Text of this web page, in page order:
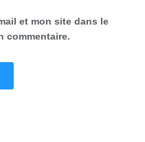
et mon site dans le
commentaire.